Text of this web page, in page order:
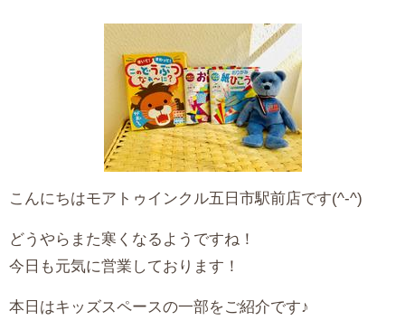
こんにちはモアトゥインクル五日市駅前店です(^-^)
どうやらまた寒くなるようですね！
今日も元気に営業しております！
本日はキッズスペースの一部をご紹介です♪